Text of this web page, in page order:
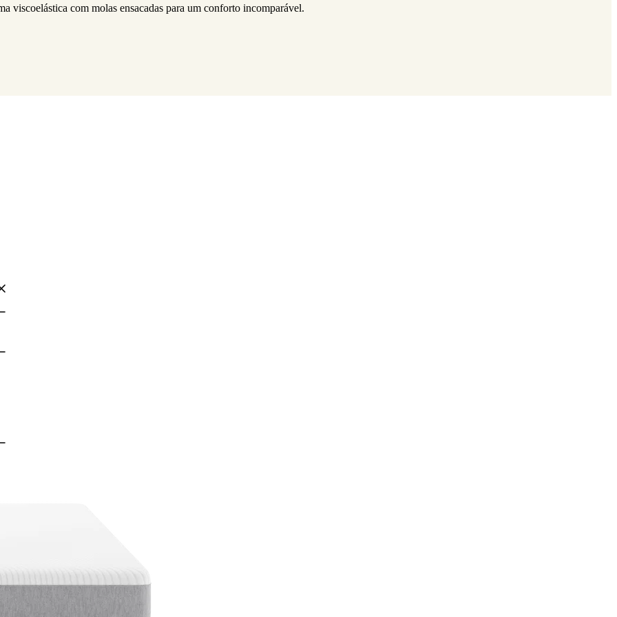
viscoelástica com molas ensacadas para um conforto incomparável.